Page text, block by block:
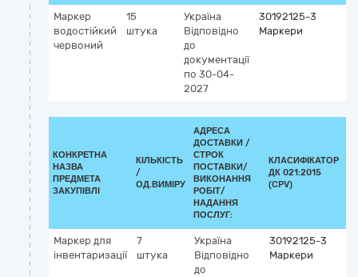
Маркер
водостійкий
червоний
15
штука
Україна
Відповідно
до
документації
по 30-04-
2027
30192125-3
Маркери
КОНКРЕТНА
НАЗВА
ПРЕДМЕТА
ЗАКУПІВЛІ
КІЛЬКІСТЬ
/
ОД.ВИМІРУ
АДРЕСА
ДОСТАВКИ /
СТРОК
ПОСТАВКИ/
ВИКОНАННЯ
РОБІТ/
НАДАННЯ
ПОСЛУГ:
КЛАСИФІКАТОР
ДК 021:2015
(CPV)
Маркер для
інвентаризації
7
штука
Україна
Відповідно
до
30192125-3
Маркери